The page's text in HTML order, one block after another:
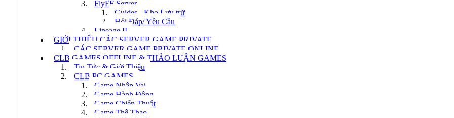
FlyFF Server
Guides - Kho Lưu trữ
Hỏi Đáp/ Yêu Cầu
Lineage II
GIỚI THIỆU CÁC SERVER GAME PRIVATE
CÁC SERVER GAME PRIVATE ONLINE
CLB GAMES OFFLINE & THẢO LUẬN GAMES
Tin Tức & Giới Thiệu
CLB PC GAMES
Game Nhập Vai
Game Hành Động
Game Chiến Thuật
Game Thể Thao